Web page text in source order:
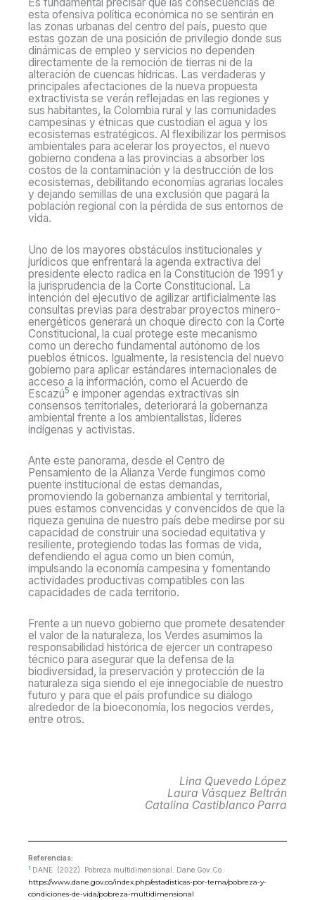
Es fundamental precisar que las consecuencias de
esta ofensiva política económica no se sentirán en
las zonas urbanas del centro del país, puesto que
estas gozan de una posición de privilegio donde sus
dinámicas de empleo y servicios no dependen
directamente de la remoción de tierras ni de la
alteración de cuencas hídricas. Las verdaderas y
principales afectaciones de la nueva propuesta
extractivista se verán reflejadas en las regiones y
sus habitantes, la Colombia rural y las comunidades
campesinas y étnicas que custodian el agua y los
ecosistemas estratégicos. Al flexibilizar los permisos
ambientales para acelerar los proyectos, el nuevo
gobierno condena a las provincias a absorber los
costos de la contaminación y la destrucción de los
ecosistemas, debilitando economías agrarias locales
y dejando semillas de una exclusión que pagará la
población regional con la pérdida de sus entornos de
vida.
Uno de los mayores obstáculos institucionales y
jurídicos que enfrentará la agenda extractiva del
presidente electo radica en la Constitución de 1991 y
la jurisprudencia de la Corte Constitucional. La
intención del ejecutivo de agilizar artificialmente las
consultas previas para destrabar proyectos minero-
energéticos generará un choque directo con la Corte
Constitucional, la cual protege este mecanismo
como un derecho fundamental autónomo de los
pueblos étnicos. Igualmente, la resistencia del nuevo
gobierno para aplicar estándares internacionales de
acceso a la información, como el Acuerdo de
Escazú5 e imponer agendas extractivas sin
consensos territoriales, deteriorará la gobernanza
ambiental frente a los ambientalistas, líderes
indígenas y activistas.
Ante este panorama, desde el Centro de
Pensamiento de la Alianza Verde fungimos como
puente institucional de estas demandas,
promoviendo la gobernanza ambiental y territorial,
pues estamos convencidas y convencidos de que la
riqueza genuina de nuestro país debe medirse por su
capacidad de construir una sociedad equitativa y
resiliente, protegiendo todas las formas de vida,
defendiendo el agua como un bien común,
impulsando la economía campesina y fomentando
actividades productivas compatibles con las
capacidades de cada territorio.
Frente a un nuevo gobierno que promete desatender
el valor de la naturaleza, los Verdes asumimos la
responsabilidad histórica de ejercer un contrapeso
técnico para asegurar que la defensa de la
biodiversidad, la preservación y protección de la
naturaleza siga siendo el eje innegociable de nuestro
futuro y para que el país profundice su diálogo
alrededor de la bioeconomía, los negocios verdes,
entre otros.
Lina Quevedo López
Laura Vásquez Beltrán
Catalina Castiblanco Parra
Referencias:
1 DANE. (2022). Pobreza multidimensional. Dane.Gov.Co.
https://www.dane.gov.co/index.php/estadisticas-por-tema/pobreza-y-
condiciones-de-vida/pobreza-multidimensional